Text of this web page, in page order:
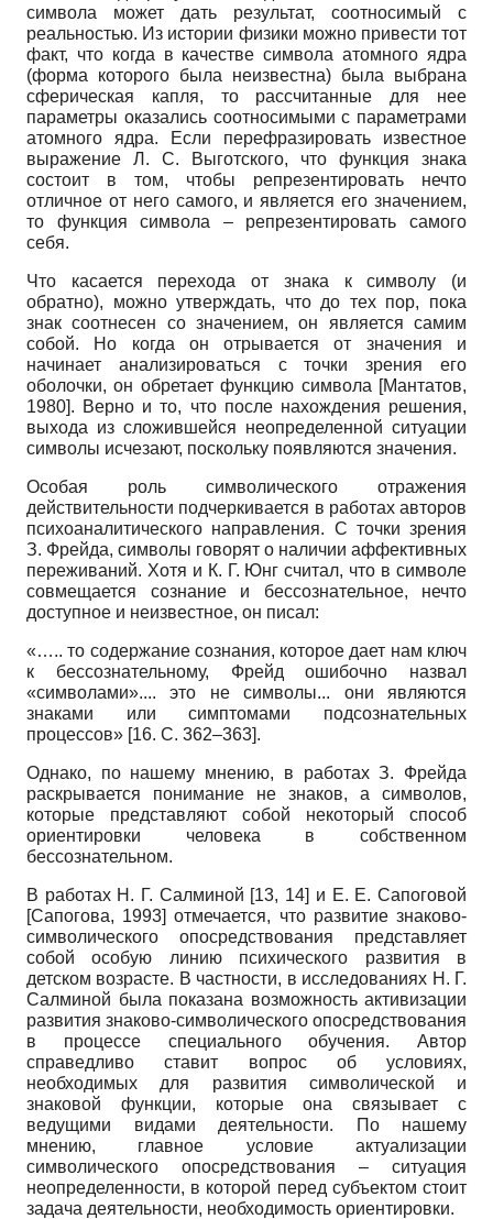
символа может дать результат, соотносимый с
реальностью. Из истории физики можно привести тот
факт, что когда в качестве символа атомного ядра
(форма которого была неизвестна) была выбрана
сферическая капля, то рассчитанные для нее
параметры оказались соотносимыми с параметрами
атомного ядра. Если перефразировать известное
выражение Л. С. Выготского, что функция знака
состоит в том, чтобы репрезентировать нечто
отличное от него самого, и является его значением,
то функция символа – репрезентировать самого
себя.
Что касается перехода от знака к символу (и
обратно), можно утверждать, что до тех пор, пока
знак соотнесен со значением, он является самим
собой. Но когда он отрывается от значения и
начинает анализироваться с точки зрения его
оболочки, он обретает функцию символа [Мантатов,
1980]. Верно и то, что после нахождения решения,
выхода из сложившейся неопределенной ситуации
символы исчезают, поскольку появляются значения.
Особая роль символического отражения
действительности подчеркивается в работах авторов
психоаналитического направления. С точки зрения
З. Фрейда, символы говорят о наличии аффективных
переживаний. Хотя и К. Г. Юнг считал, что в символе
совмещается сознание и бессознательное, нечто
доступное и неизвестное, он писал:
«….. то содержание сознания, которое дает нам ключ
к бессознательному, Фрейд ошибочно назвал
«символами».... это не символы... они являются
знаками или симптомами подсознательных
процессов» [16. С. 362–363].
Однако, по нашему мнению, в работах З. Фрейда
раскрывается понимание не знаков, а символов,
которые представляют собой некоторый способ
ориентировки человека в собственном
бессознательном.
В работах Н. Г. Салминой [13, 14] и Е. Е. Сапоговой
[Сапогова, 1993] отмечается, что развитие знаково-
символического опосредствования представляет
собой особую линию психического развития в
детском возрасте. В частности, в исследованиях Н. Г.
Салминой была показана возможность активизации
развития знаково-символического опосредствования
в процессе специального обучения. Автор
справедливо ставит вопрос об условиях,
необходимых для развития символической и
знаковой функции, которые она связывает с
ведущими видами деятельности. По нашему
мнению, главное условие актуализации
символического опосредствования – ситуация
неопределенности, в которой перед субъектом стоит
задача деятельности, необходимость ориентировки.